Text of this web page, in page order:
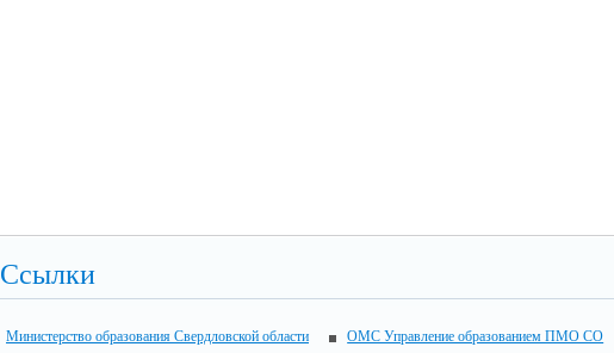
Ссылки
Министерство образования Свердловской области ОМС Управление образованием ПМО СО